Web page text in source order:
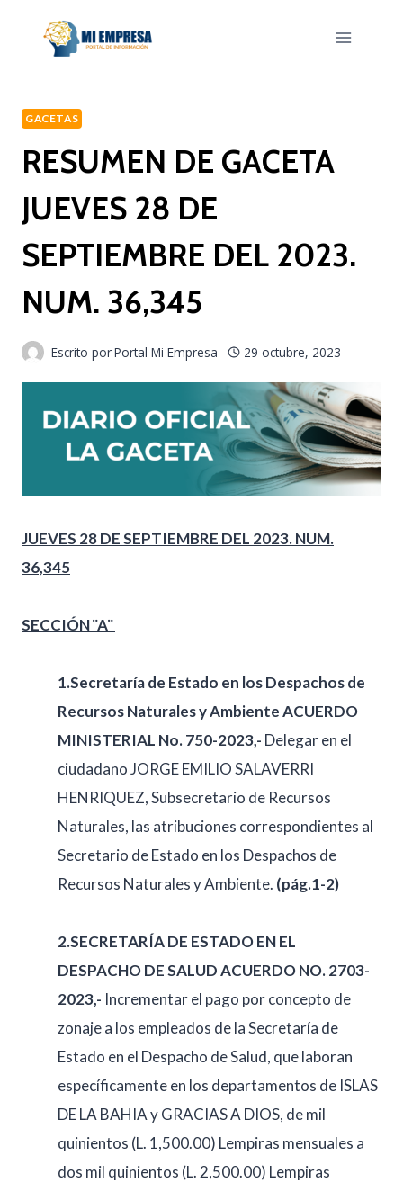
GACETAS
RESUMEN DE GACETA
JUEVES 28 DE
SEPTIEMBRE DEL 2023.
NUM. 36,345
Escrito porPortal Mi Empresa 29 octubre, 2023
JUEVES 28 DE SEPTIEMBRE DEL 2023. NUM.
36,345
SECCIÓN ¨A¨
1.Secretaría de Estado en los Despachos de
Recursos Naturales y Ambiente ACUERDO
MINISTERIAL No. 750-2023,- Delegar en el
ciudadano JORGE EMILIO SALAVERRI
HENRIQUEZ, Subsecretario de Recursos
Naturales, las atribuciones correspondientes al
Secretario de Estado en los Despachos de
Recursos Naturales y Ambiente. (pág.1-2)
2.SECRETARÍA DE ESTADO EN EL
DESPACHO DE SALUD ACUERDO NO. 2703-
2023,- Incrementar el pago por concepto de
zonaje a los empleados de la Secretaría de
Estado en el Despacho de Salud, que laboran
específicamente en los departamentos de ISLAS
DE LA BAHIA y GRACIAS A DIOS, de mil
quinientos (L. 1,500.00) Lempiras mensuales a
dos mil quinientos (L. 2,500.00) Lempiras